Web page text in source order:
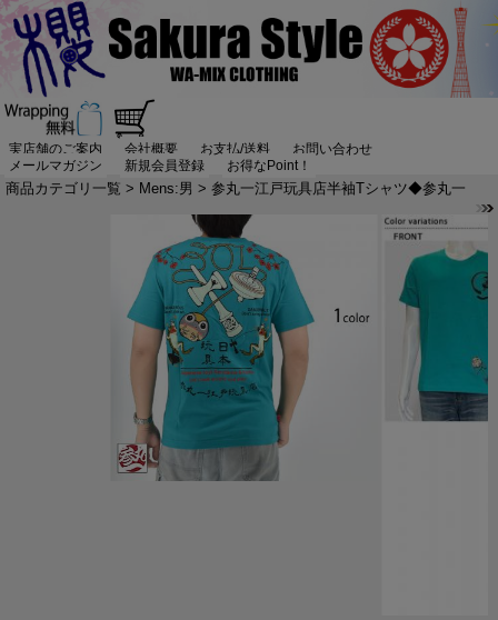
実店舗のご案内 会社概要 お支払/送料
お問い合わせ
メールマガジン
新規会員登録 お得なPoint！
商品カテゴリ一覧 > Mens:男 > 参丸一江戸玩具店半袖Tシャツ◆参丸一